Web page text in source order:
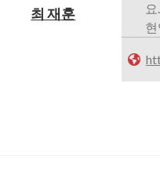
최 재훈